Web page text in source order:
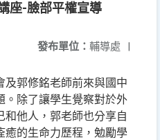
座-臉部平權宣導
發布單位： 輔導處 |
及郭修銘老師前來與國中
。除了讓學生覺察對於外
他人，郭老師也分享自
癒的生命力歷程，勉勵學